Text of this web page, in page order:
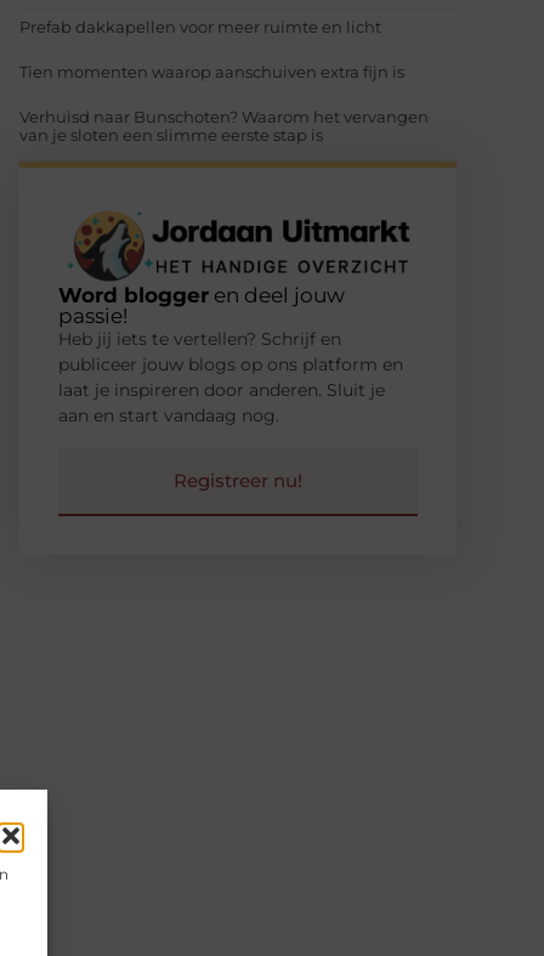
Prefab dakkapellen voor meer ruimte en licht
Tien momenten waarop aanschuiven extra fijn is
Verhuisd naar Bunschoten? Waarom het vervangen
van je sloten een slimme eerste stap is
Word blogger en deel jouw
passie!
Heb jij iets te vertellen? Schrijf en
publiceer jouw blogs op ons platform en
laat je inspireren door anderen. Sluit je
aan en start vandaag nog.
Registreer nu!